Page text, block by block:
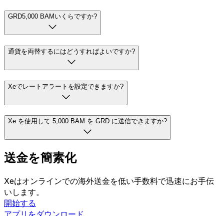
GRD5,000 BAMいくらですか?
通貨を両替するにはどうすればよいですか?
Xeでレートアラートを設定できますか?
Xe を使用して 5,000 BAM を GRD に送信できますか?
送金を簡素化
Xeはオンラインでの海外送金を低い手数料で迅速にお手伝
いします。
開始する